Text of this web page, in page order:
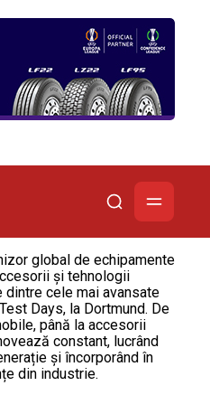
global de echipamente
și tehnologii
dintre cele mai avansate
Days, la Dortmund. De
până la accesorii
constant, lucrând
și încorporând în
din industrie.